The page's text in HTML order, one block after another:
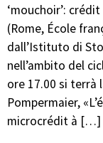
‘mouchoir’:
(Rome, École
dall’Istituto di
nell’ambito del
ore 17.00 si terrà
Pompermaier,
microcrédit à […]